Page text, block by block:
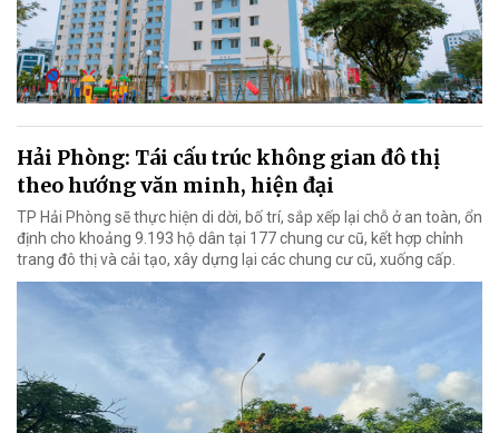
Hải Phòng: Tái cấu trúc không gian đô thị
theo hướng văn minh, hiện đại
TP Hải Phòng sẽ thực hiện di dời, bố trí, sắp xếp lại chỗ ở an toàn, ổn
định cho khoảng 9.193 hộ dân tại 177 chung cư cũ, kết hợp chỉnh
trang đô thị và cải tạo, xây dựng lại các chung cư cũ, xuống cấp.